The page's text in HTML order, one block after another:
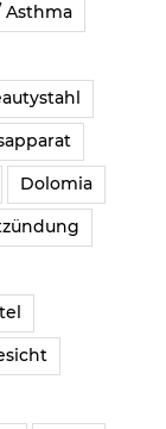
Asthma
Dolomia